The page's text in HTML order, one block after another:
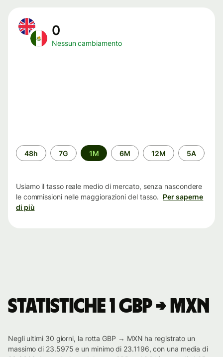
0
Nessun cambiamento
Periodo
di
48h 7G 1M 6M 12M 5A
Usiamo il tasso reale medio di mercato, senza nascondere
le commissioni nelle maggiorazioni del tasso. Per saperne
di più
Statistiche 1 GBP → MXN
Negli ultimi 30 giorni, la rotta GBP → MXN ha registrato un
massimo di 23.5975 e un minimo di 23.1196, con una media di